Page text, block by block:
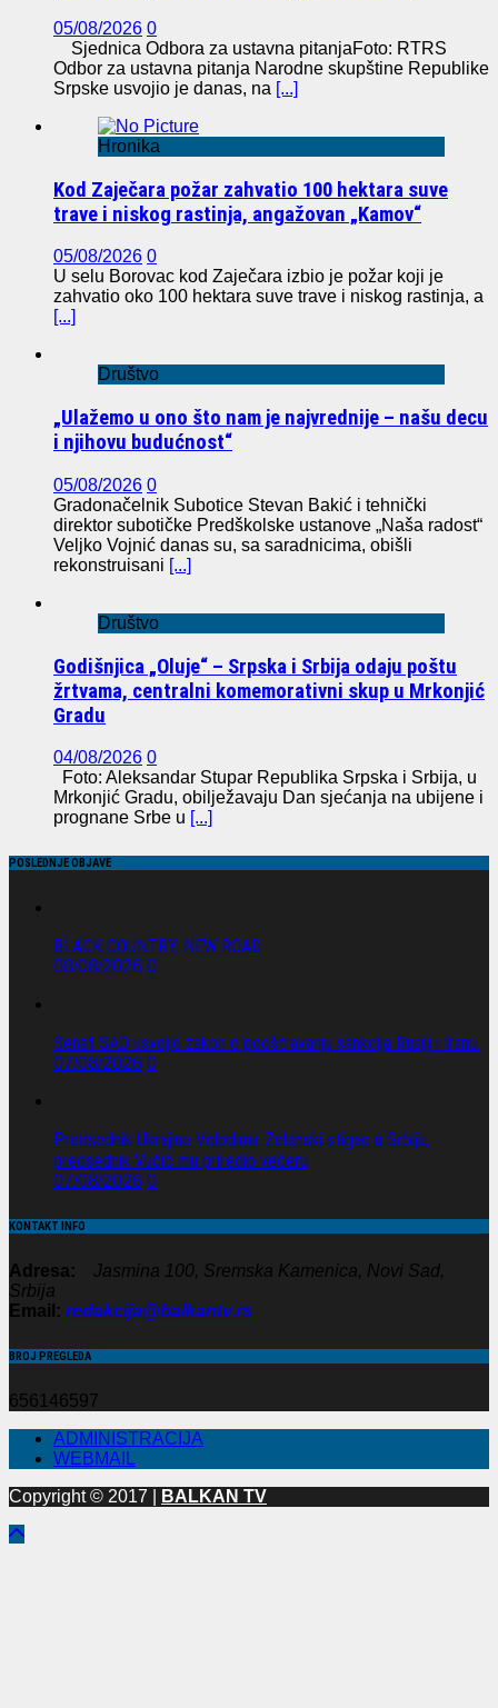
05/08/2026 0
Sjednica Odbora za ustavna pitanjaFoto: RTRS
Odbor za ustavna pitanja Narodne skupštine Republike
Srpske usvojio je danas, na [...]
Hronika
Kod Zaječara požar zahvatio 100 hektara suve
trave i niskog rastinja, angažovan „Kamov“
05/08/2026 0
U selu Borovac kod Zaječara izbio je požar koji je
zahvatio oko 100 hektara suve trave i niskog rastinja, a
[...]
Društvo
„Ulažemo u ono što nam je najvrednije – našu decu
i njihovu budućnost“
05/08/2026 0
Gradonačelnik Subotice Stevan Bakić i tehnički
direktor subotičke Predškolske ustanove „Naša radost“
Veljko Vojnić danas su, sa saradnicima, obišli
rekonstruisani [...]
Društvo
Godišnjica „Oluje“ – Srpska i Srbija odaju poštu
žrtvama, centralni komemorativni skup u Mrkonjić
Gradu
04/08/2026 0
Foto: Aleksandar Stupar Republika Srpska i Srbija, u
Mrkonjić Gradu, obilježavaju Dan sjećanja na ubijene i
prognane Srbe u [...]
POSLEDNJE OBJAVE
BLACK COUNTRY, NEW ROAD
08/08/2026 0
Senat SAD usvojio zakon o pooštravanju sankcija Rusiji i Iranu.
07/08/2026 0
Predsednik Ukrajine Volodimir Zelenski stigao u Srbiju,
predsednik Vučić mu priredio večeru
07/08/2026 0
KONTAKT INFO
Adresa:
Jasmina 100, Sremska Kamenica, Novi Sad,
Srbija
Email: redakcija@balkantv.rs
BROJ PREGLEDA
656146597
ADMINISTRACIJA
WEBMAIL
Copyright © 2017 |
BALKAN TV